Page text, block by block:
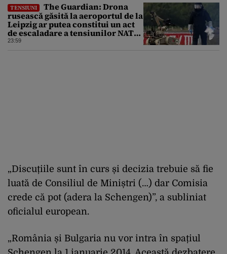
TENSIUNI
The Guardian: Drona
rusească găsită la aeroportul de la
Leipzig ar putea constitui un act
de escaladare a tensiunilor NATO-
Rusia
23:59
„Discuțiile sunt în curs și decizia trebuie să fie
luată de Consiliul de Miniștri (…) dar Comisia
crede că pot (adera la Schengen)”, a subliniat
oficialul european.
„România și Bulgaria nu vor intra în spațiul